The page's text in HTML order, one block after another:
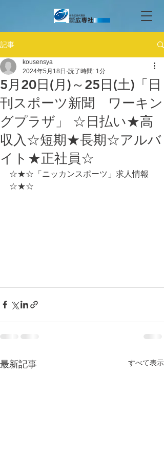
記事
5月20日(月)～25日(土)「日
刊スポーツ新聞 ワーキン
グプラザ」 ☆日払い★高
収入☆短期★長期☆アルバ
イト★正社員☆
kousensya
2024年5月18日 読了時間: 1分
☆★☆「ニッカンスポーツ」求人情報
☆★☆
最新記事 すべて表示